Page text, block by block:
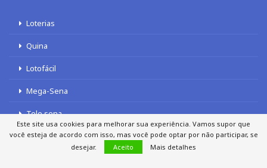
Loterias
Quina
Lotofácil
Mega-Sena
Tele sena
Este site usa cookies para melhorar sua experiência. Vamos supor que
você esteja de acordo com isso, mas você pode optar por não participar, se
desejar.
Aceito Mais detalhes